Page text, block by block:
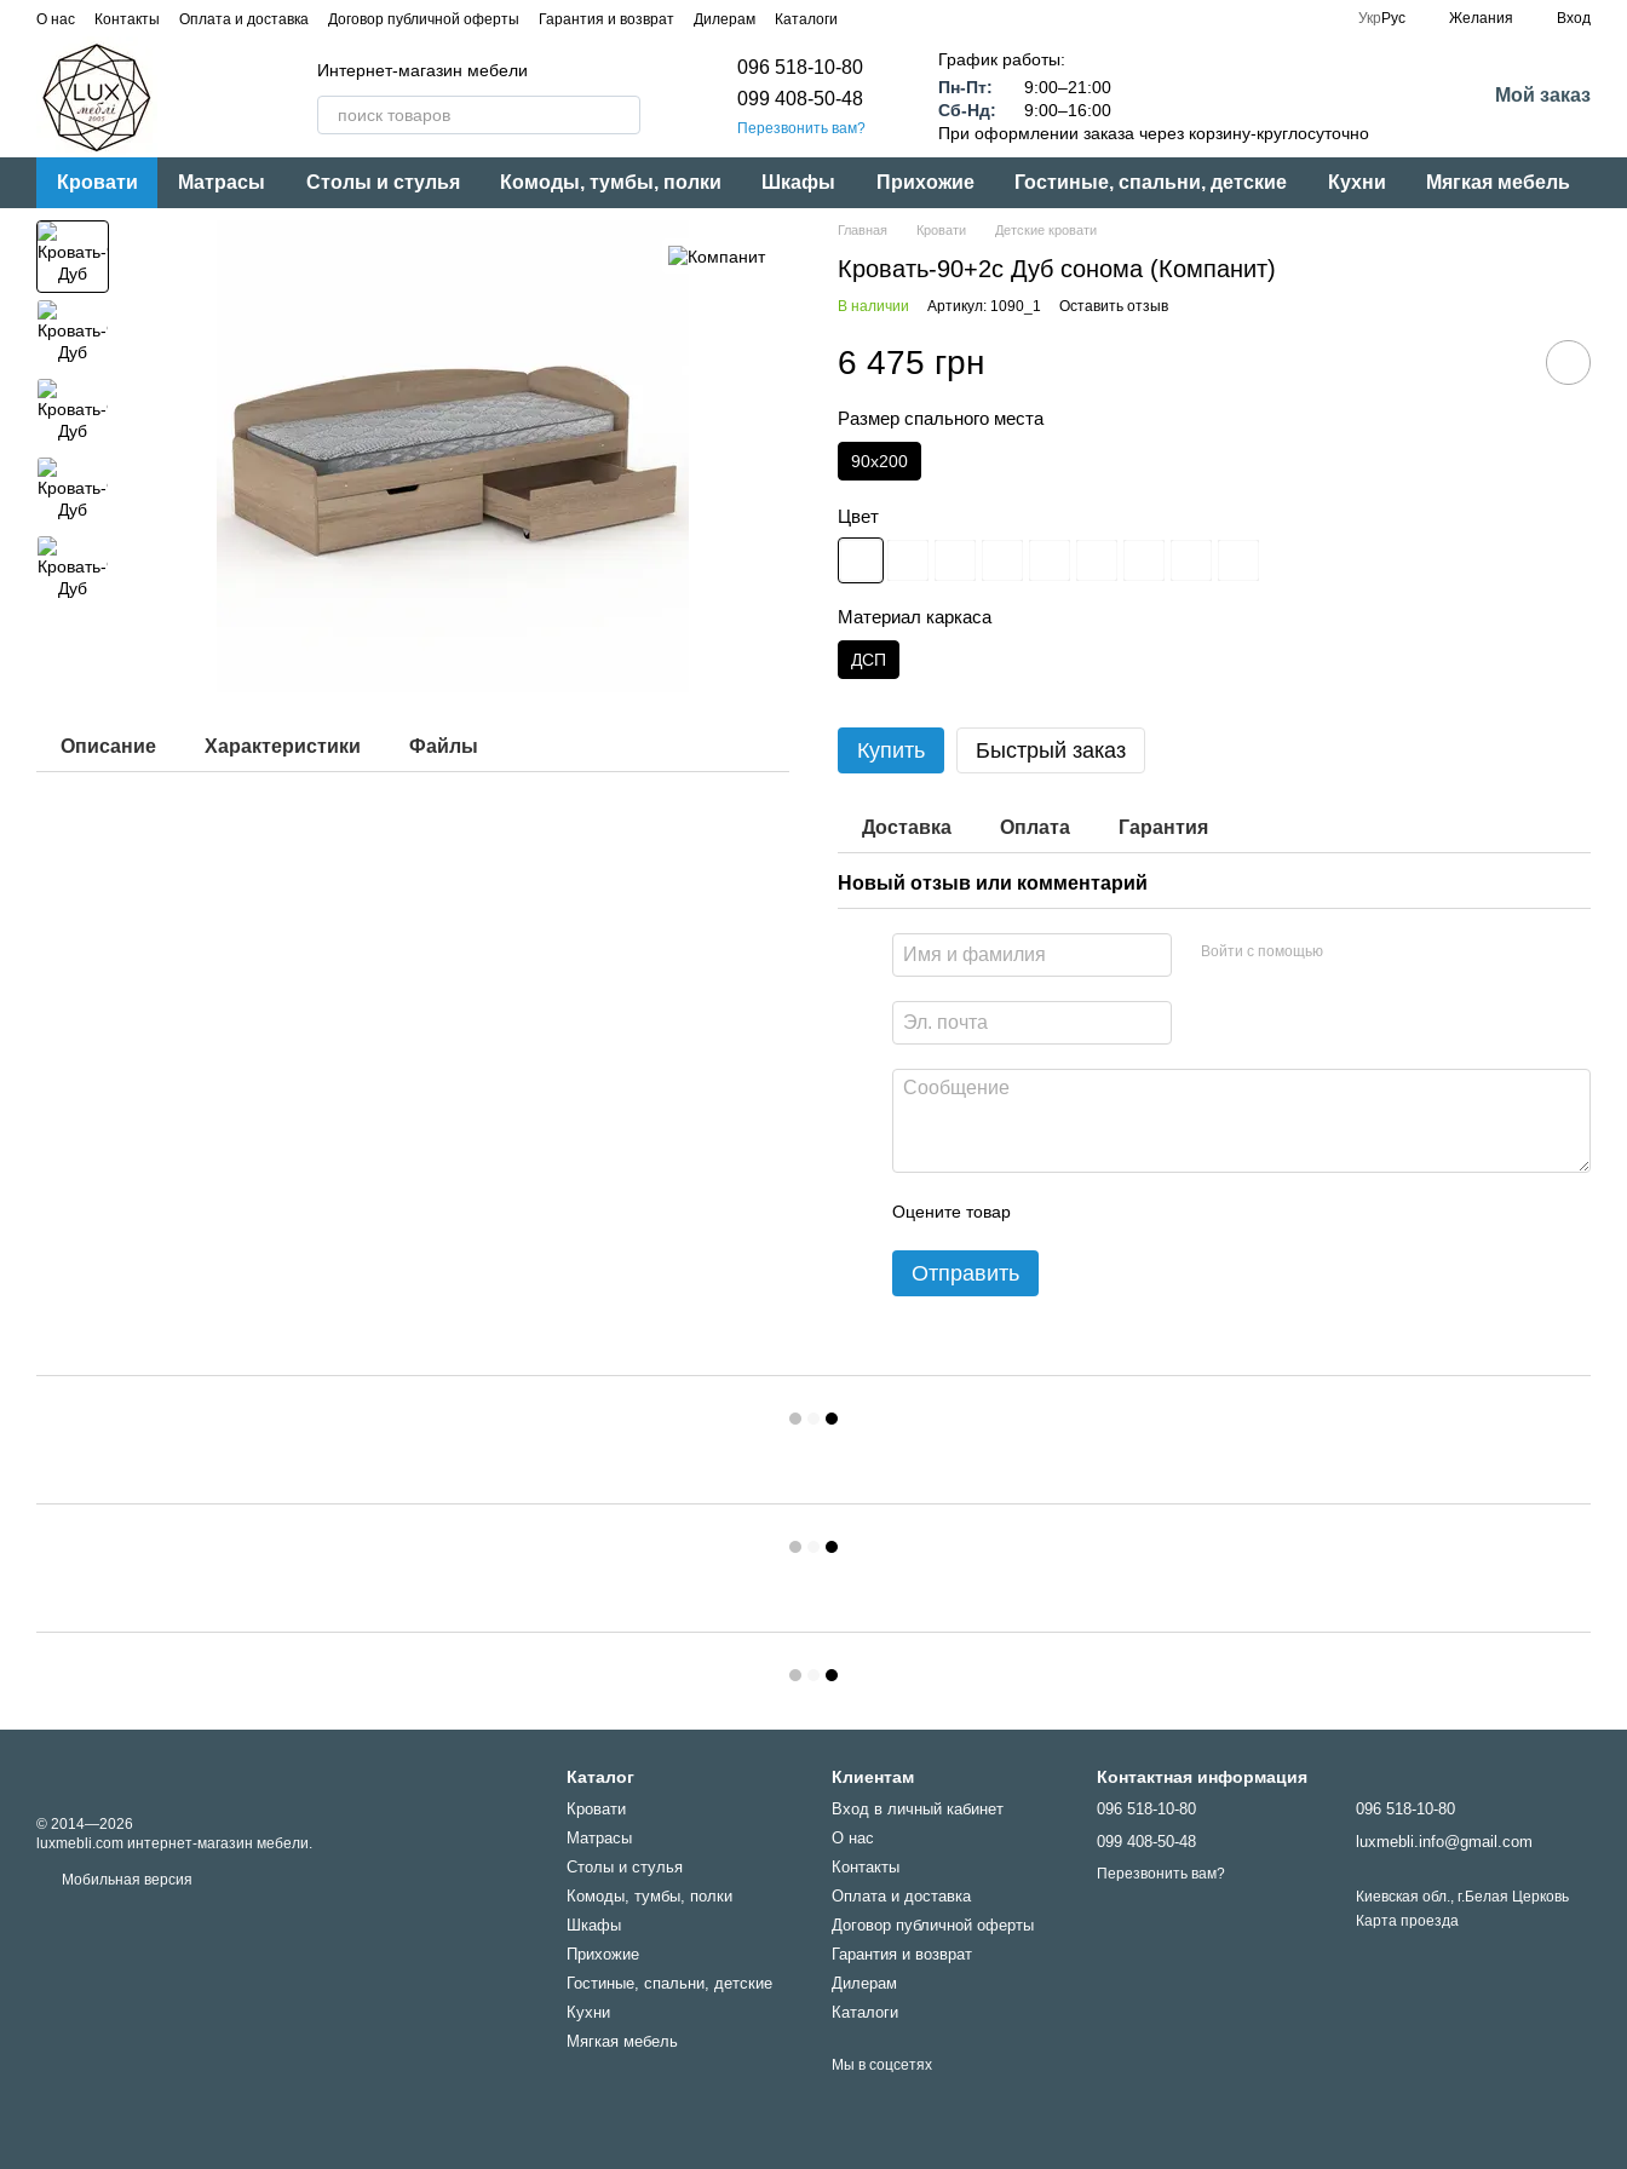
Перейти к основному контенту
О нас Контакты Оплата и доставка Договор публичной оферты Гарантия и возврат Дилерам Каталоги Укр Рус Желания Вход
Интернет-магазин мебели
096 518-10-80
099 408-50-48
Перезвонить вам?
График работы:
Пн-Пт:
9:00–21:00
Сб-Нд:
9:00–16:00
При оформлении заказа через корзину-круглосуточно
Мой заказ
Кровати Матрасы Столы и стулья Комоды, тумбы, полки Шкафы Прихожие Гостиные, спальни, детские Кухни Мягкая мебель
Описание Характеристики Файлы
Главная Кровати Детские кровати
Кровать-90+2с Дуб сонома (Компанит)
В наличии Артикул: 1090_1 Оставить отзыв
6 475 грн
Размер спального места
90x200
Цвет
Материал каркаса
ДСП
Купить Быстрый заказ
Доставка Оплата Гарантия
Новый отзыв или комментарий
Войти с помощью
Оцените товар
Отправить
© 2014—2026
luxmebli.com интернет-магазин мебели.
Мобильная версия
Каталог
Кровати
Матрасы
Столы и стулья
Комоды, тумбы, полки
Шкафы
Прихожие
Гостиные, спальни, детские
Кухни
Мягкая мебель
Клиентам
Вход в личный кабинет
О нас
Контакты
Оплата и доставка
Договор публичной оферты
Гарантия и возврат
Дилерам
Каталоги
Мы в соцсетях
Контактная информация
096 518-10-80
099 408-50-48
Перезвонить вам?
096 518-10-80
luxmebli.info@gmail.com
Киевская обл., г.Белая Церковь
Карта проезда